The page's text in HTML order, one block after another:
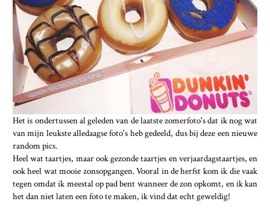
Het is ondertussen al geleden van de laatste zomerfoto's dat ik nog wat
van mijn leukste alledaagse foto's heb gedeeld, dus bij deze een nieuwe
random pics.
Heel wat taartjes, maar ook gezonde taartjes en verjaardagstaartjes, en
ook heel wat mooie zonsopgangen. Vooral in de herfst kom ik die vaak
tegen omdat ik meestal op pad bent wanneer de zon opkomt, en ik kan
het dan niet laten een foto te maken, ik vind dat echt geweldig!